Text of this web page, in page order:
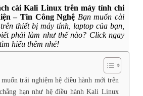
cài Kali Linux trên máy tính chi
– Tin Công Nghệ Bạn muốn cài
thiết bị máy tính, laptop của bạn,
phải làm như thế nào? Click ngay
hiểu thêm nhé!
trải nghiệm hệ điều hành mới trên
hạn như hệ điều hành Kali Linux